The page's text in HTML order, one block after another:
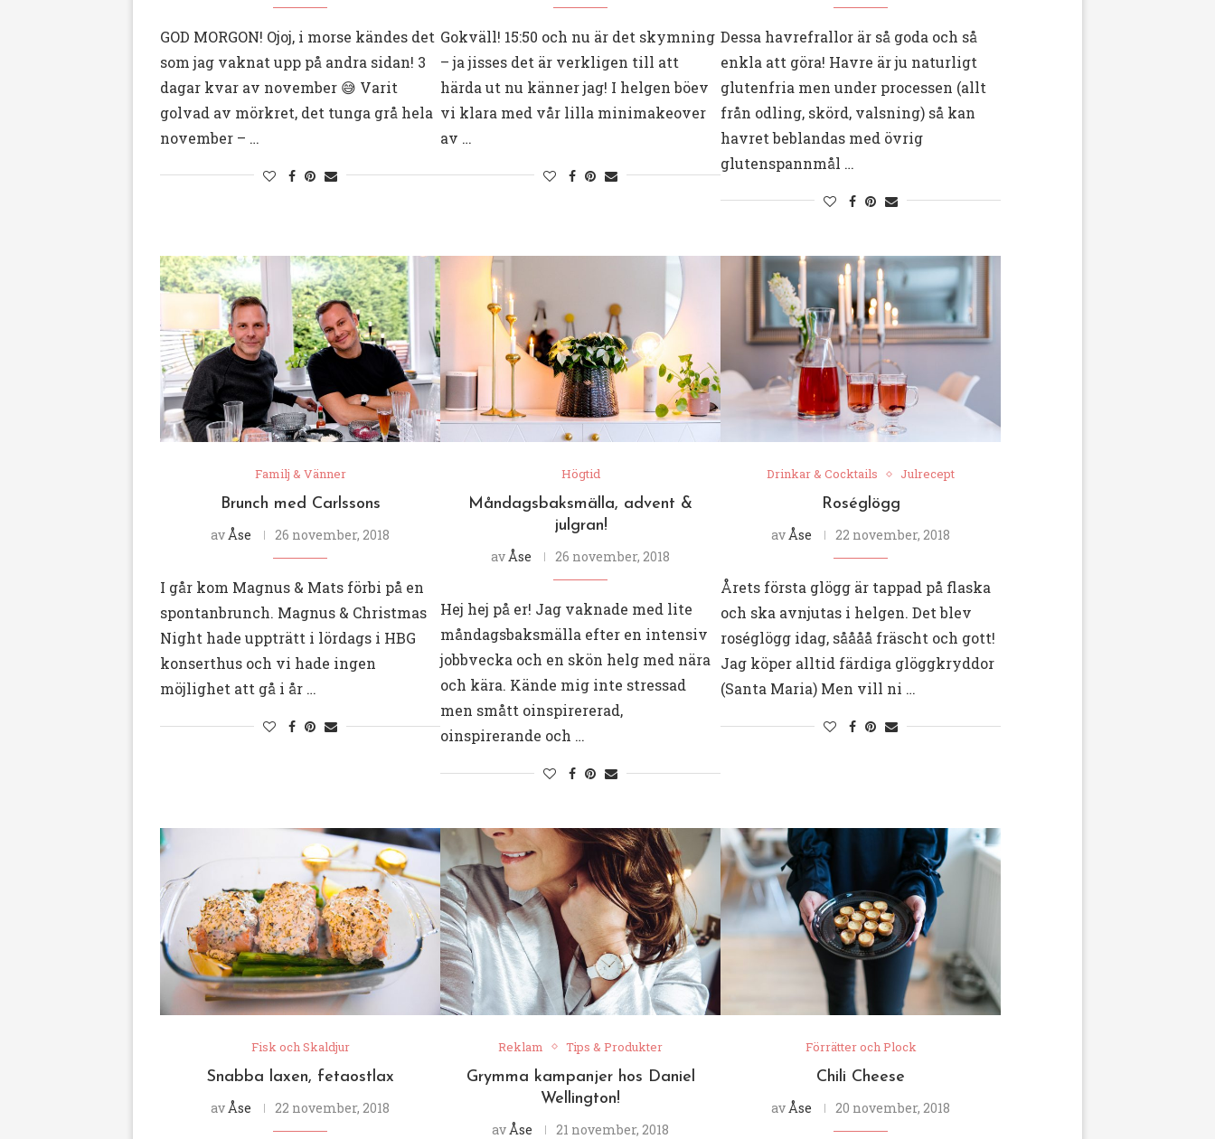
GOD MORGON! Ojoj, i morse kändes det
som jag vaknat upp på andra sidan! 3
dagar kvar av november 😅 Varit
golvad av mörkret, det tunga grå hela
november – …
Gokväll! 15:50 och nu är det skymning
– ja jisses det är verkligen till att
härda ut nu känner jag! I helgen böev
vi klara med vår lilla minimakeover
av …
Dessa havrefrallor är så goda och så
enkla att göra! Havre är ju naturligt
glutenfria men under processen (allt
från odling, skörd, valsning) så kan
havret beblandas med övrig
glutenspannmål …
Familj & Vänner
Brunch med Carlssons
avÅse 26 november, 2018
I går kom Magnus & Mats förbi på en
spontanbrunch. Magnus & Christmas
Night hade uppträtt i lördags i HBG
konserthus och vi hade ingen
möjlighet att gå i år …
Högtid
Måndagsbaksmälla, advent &
julgran!
avÅse 26 november, 2018
Hej hej på er! Jag vaknade med lite
måndagsbaksmälla efter en intensiv
jobbvecka och en skön helg med nära
och kära. Kände mig inte stressad
men smått oinspirererad,
oinspirerande och …
Drinkar & Cocktails Julrecept
Roséglögg
avÅse 22 november, 2018
Årets första glögg är tappad på flaska
och ska avnjutas i helgen. Det blev
roséglögg idag, såååå fräscht och gott!
Jag köper alltid färdiga glöggkryddor
(Santa Maria) Men vill ni …
Fisk och Skaldjur
Snabba laxen, fetaostlax
avÅse 22 november, 2018
Reklam Tips & Produkter
Grymma kampanjer hos Daniel
Wellington!
avÅse 21 november, 2018
Förrätter och Plock
Chili Cheese
avÅse 20 november, 2018